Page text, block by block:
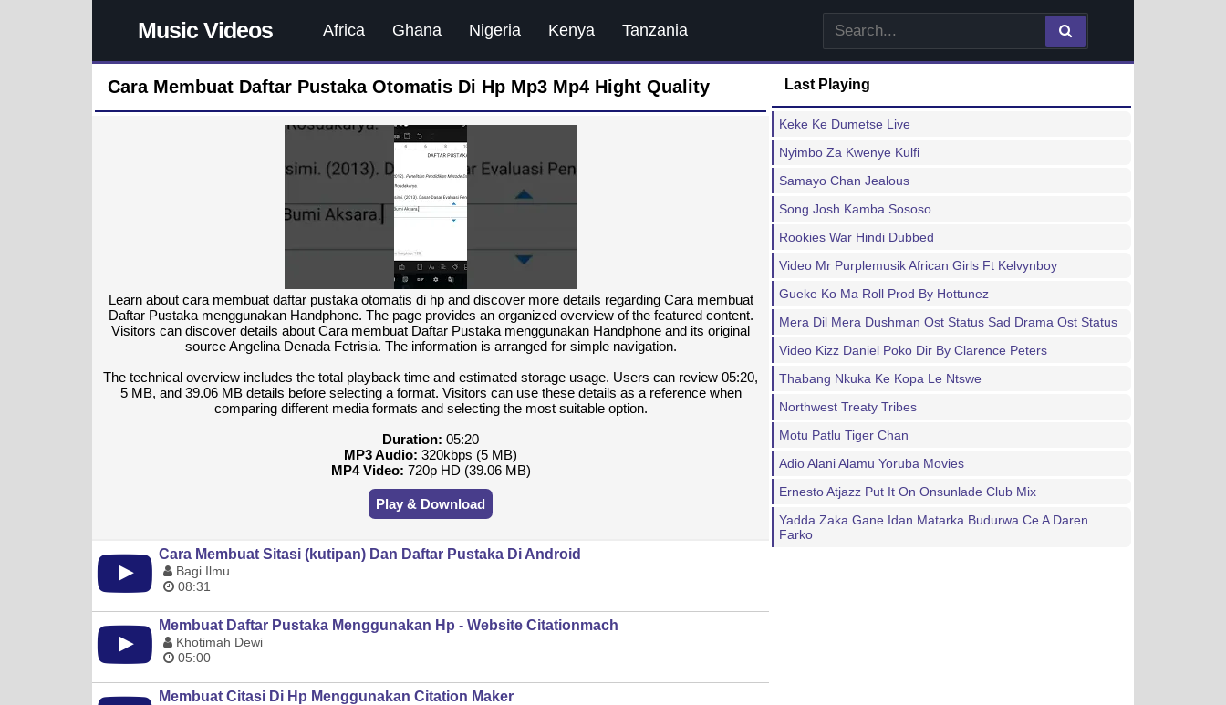
Music Videos Africa Ghana Nigeria Kenya Tanzania
Cara Membuat Daftar Pustaka Otomatis Di Hp Mp3 Mp4 Hight Quality
Learn about cara membuat daftar pustaka otomatis di hp and discover more details regarding Cara membuat
Daftar Pustaka menggunakan Handphone. The page provides an organized overview of the featured content.
Visitors can discover details about Cara membuat Daftar Pustaka menggunakan Handphone and its original
source Angelina Denada Fetrisia. The information is arranged for simple navigation.
The technical overview includes the total playback time and estimated storage usage. Users can review 05:20,
5 MB, and 39.06 MB details before selecting a format. Visitors can use these details as a reference when
comparing different media formats and selecting the most suitable option.
Duration: 05:20
MP3 Audio: 320kbps (5 MB)
MP4 Video: 720p HD (39.06 MB)
Play & Download
Cara Membuat Sitasi (kutipan) Dan Daftar Pustaka Di Android
Bagi Ilmu
08:31
Membuat Daftar Pustaka Menggunakan Hp - Website Citationmach
Khotimah Dewi
05:00
Membuat Citasi Di Hp Menggunakan Citation Maker
Last Playing
Keke Ke Dumetse Live
Nyimbo Za Kwenye Kulfi
Samayo Chan Jealous
Song Josh Kamba Sososo
Rookies War Hindi Dubbed
Video Mr Purplemusik African Girls Ft Kelvynboy
Gueke Ko Ma Roll Prod By Hottunez
Mera Dil Mera Dushman Ost Status Sad Drama Ost Status
Video Kizz Daniel Poko Dir By Clarence Peters
Thabang Nkuka Ke Kopa Le Ntswe
Northwest Treaty Tribes
Motu Patlu Tiger Chan
Adio Alani Alamu Yoruba Movies
Ernesto Atjazz Put It On Onsunlade Club Mix
Yadda Zaka Gane Idan Matarka Budurwa Ce A Daren
Farko